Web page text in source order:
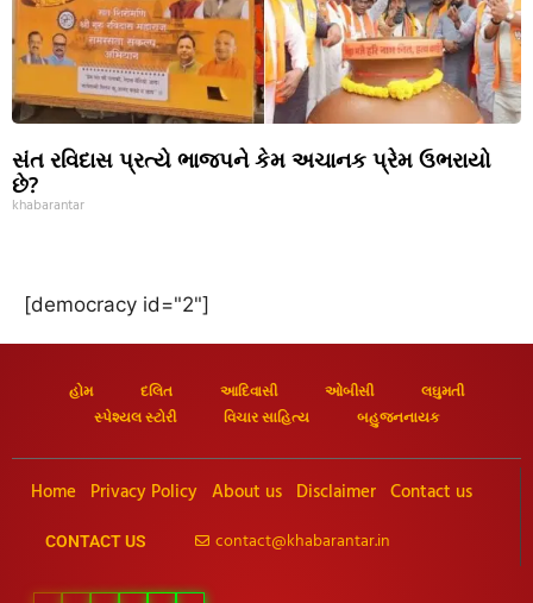
સંત રવિદાસ પ્રત્યે ભાજપને કેમ અચાનક પ્રેમ ઉભરાયો
છે?
khabarantar
[democracy id="2"]
હોમ દલિત આદિવાસી ઓબીસી
લઘુમતી
સ્પેશ્યલ સ્ટોરી
વિચાર સાહિત્ય બહુજનનાયક
Home Privacy Policy About us Disclaimer Contact us
CONTACT US contact@khabarantar.in